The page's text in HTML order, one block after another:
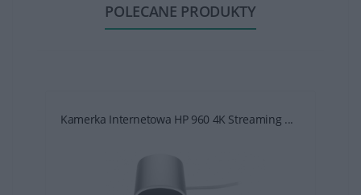
POLECANE PRODUKTY
Kamerka Internetowa HP 960 4K Streaming ...